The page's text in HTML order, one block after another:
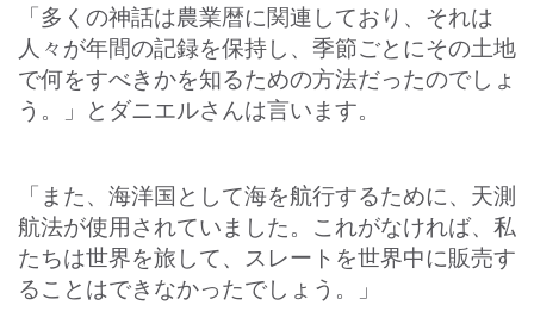
「多くの神話は農業暦に関連しており、それは
人々が年間の記録を保持し、季節ごとにその土地
で何をすべきかを知るための方法だったのでしょ
う。」とダニエルさんは言います。
「また、海洋国として海を航行するために、天測
航法が使用されていました。これがなければ、私
たちは世界を旅して、スレートを世界中に販売す
ることはできなかったでしょう。」